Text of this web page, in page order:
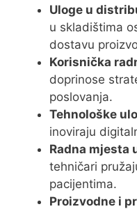
Uloge u
u skladištima
dostavu
Korisnička
doprinose
poslovanja.
Tehnološke
inoviraju
Radna mjesta
tehničari
pacijentima.
Proizvodne i